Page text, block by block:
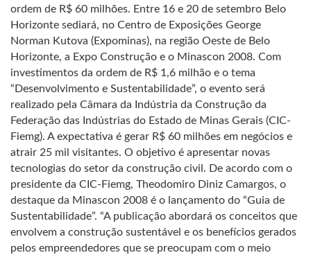
ordem de R$ 60 milhões. Entre 16 e 20 de setembro Belo
Horizonte sediará, no Centro de Exposições George
Norman Kutova (Expominas), na região Oeste de Belo
Horizonte, a Expo Construção e o Minascon 2008. Com
investimentos da ordem de R$ 1,6 milhão e o tema
“Desenvolvimento e Sustentabilidade”, o evento será
realizado pela Câmara da Indústria da Construção da
Federação das Indústrias do Estado de Minas Gerais (CIC-
Fiemg). A expectativa é gerar R$ 60 milhões em negócios e
atrair 25 mil visitantes. O objetivo é apresentar novas
tecnologias do setor da construção civil. De acordo com o
presidente da CIC-Fiemg, Theodomiro Diniz Camargos, o
destaque da Minascon 2008 é o lançamento do “Guia de
Sustentabilidade”. “A publicação abordará os conceitos que
envolvem a construção sustentável e os benefícios gerados
pelos empreendedores que se preocupam com o meio